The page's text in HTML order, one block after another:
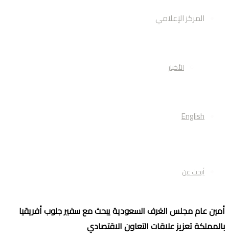
المركز الإعلامي
الأخبار
English
أبحث عن
عام مجلس الغرف السعودية يبحث مع سفير جنوب أفريقيا
تعزيز علاقات التعاون الاقتصادي